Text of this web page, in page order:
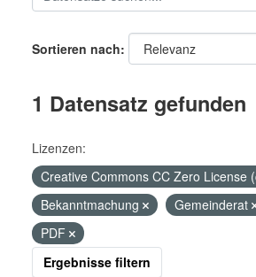
Sortieren nach
1 Datensatz gefunden
Lizenzen:
Creative Commons CC Zero License
Bekanntmachung
Gemeinderat
PDF
Ergebnisse filtern